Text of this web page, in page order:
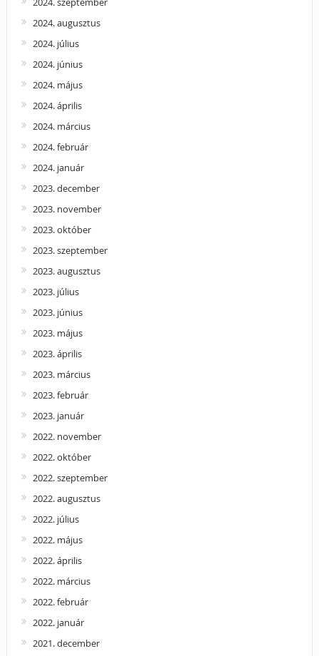
2024. augusztus
2024. július
2024. június
2024. május
2024. április
2024. március
2024. február
2024. január
2023. december
2023. november
2023. október
2023. szeptember
2023. augusztus
2023. július
2023. június
2023. május
2023. április
2023. március
2023. február
2023. január
2022. november
2022. október
2022. szeptember
2022. augusztus
2022. július
2022. május
2022. április
2022. március
2022. február
2022. január
2021. december